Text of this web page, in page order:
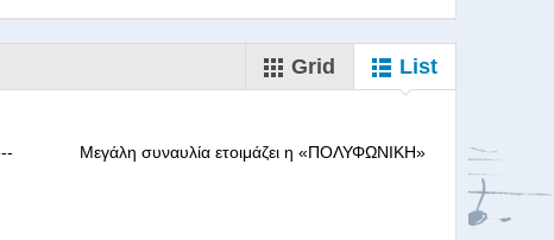
Grid List
Μεγάλη συναυλία ετοιμάζει η «ΠΟΛΥΦΩΝΙΚΗ»